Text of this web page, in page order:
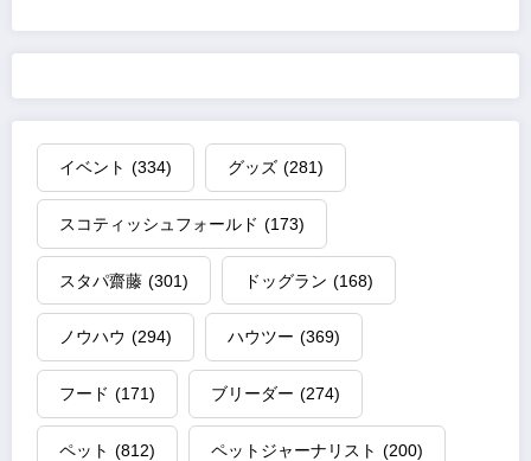
イベント (334) グッズ (281)
スコティッシュフォールド (173)
スタパ齋藤 (301) ドッグラン (168)
ノウハウ (294) ハウツー (369)
フード (171) ブリーダー (274)
ペット (812) ペットジャーナリスト (200)